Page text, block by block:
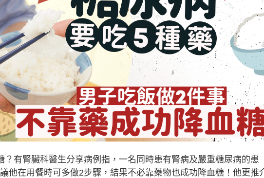
？有腎臟科醫生分享病例指，一名同時患有腎病及嚴重糖尿病的患
他在用餐時可多做2步驟，結果不必靠藥物也成功降血糖！他更推